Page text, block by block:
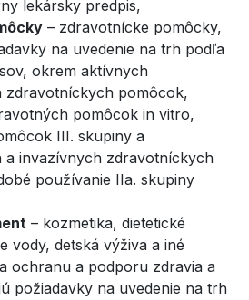
lekársky predpis,
– zdravotnícke pomôcky,
na uvedenie na trh podľa
okrem aktívnych
zdravotníckych pomôcok,
pomôcok in vitro,
III. skupiny a
a invazívnych zdravotníckych
používanie IIa. skupiny
– kozmetika, dietetické
vody, detská výživa a iné
ochranu a podporu zdravia a
požiadavky na uvedenie na trh